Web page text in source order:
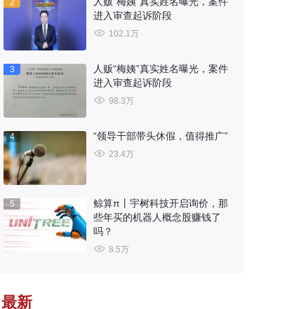
2
进入审查起诉阶段
102.1万
3
人贩“梅姨”真实姓名曝光，案件
进入审查起诉阶段
98.3万
4 “领导干部带头休假，值得推广”
23.4万
5
鲸算π丨宇树科技开启询价，那
些年买的机器人概念股赚钱了
吗？
8.5万
最新